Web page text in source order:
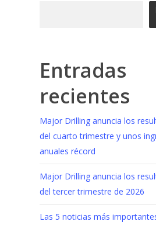
Entradas
recientes
Major Drilling anuncia los
del cuarto trimestre y unos
anuales récord
Major Drilling anuncia los
del tercer trimestre de 2026
Las 5 noticias más